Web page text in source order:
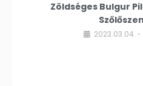
Zöldséges Bulgur
2023.03.04. •